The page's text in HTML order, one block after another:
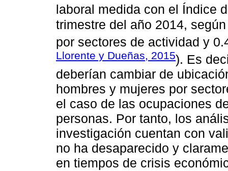
laboral medida con el Índice
trimestre del año 2014,
por sectores de actividad y
Llorente y Dueñas, 2015). Es
deberían cambiar de
hombres y mujeres por
el caso de las ocupaciones
personas. Por tanto, los
investigación cuentan con
no ha desaparecido y
en tiempos de crisis